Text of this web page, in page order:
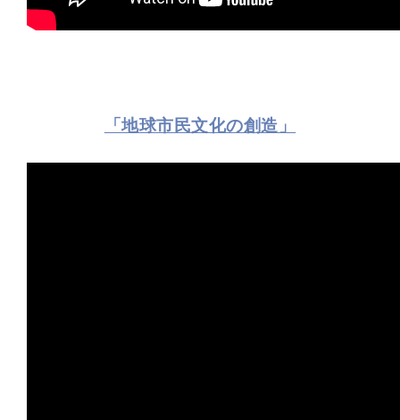
「地球市民文化の創造」